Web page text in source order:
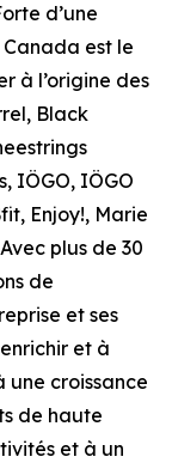
d’une
Canada est le
à l’origine des
Black
IÖGO, IÖGO
Enjoy!, Marie
plus de 30
de
et ses
et à
une croissance
de haute
et à un